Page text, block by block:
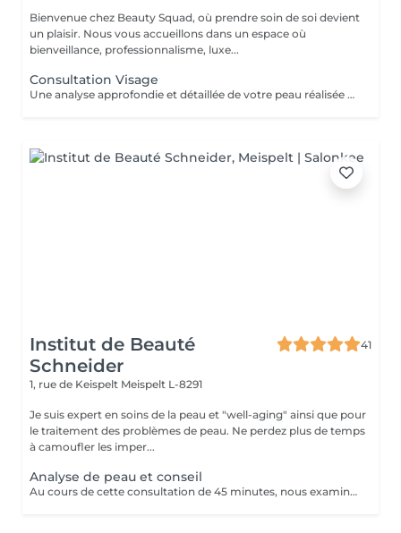
Bienvenue chez Beauty Squad, où prendre soin de soi devient
un plaisir. Nous vous accueillons dans un espace où
bienveillance, professionnalisme, luxe...
Consultation Visage
Une analyse approfondie et détaillée de votre peau réalisée grâce à la technologie Eve M afin de vous assurer un traitement sur mesure.
Institut de Beauté
Schneider
41
1, rue de Keispelt Meispelt L-8291
Je suis expert en soins de la peau et "well-aging" ainsi que pour
le traitement des problèmes de peau. Ne perdez plus de temps
à camoufler les imper...
Analyse de peau et conseil
Au cours de cette consultation de 45 minutes, nous examinons les besoins de ta peau et déterminons quels produits de notre gamme te conviennent le mieux. La consultation coûte 50 €, mais ce montant t'est entièrement remboursé si tu achètes des produits pour un montant minimum de 50 €. En d'autres termes, si tu choisis les produits qui te conviennent, ce rendez-vous est gratuit pour toi.